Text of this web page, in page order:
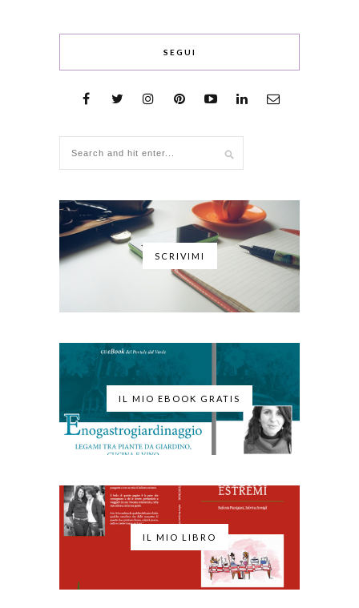
SEGUI
SCRIVIMI
IL MIO EBOOK GRATIS
IL MIO LIBRO